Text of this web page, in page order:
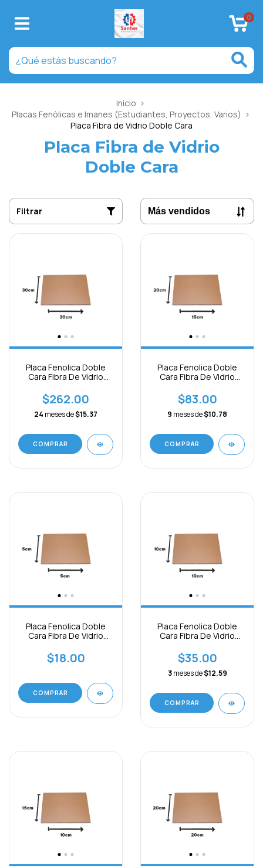
0
Inicio >
Placas Fenólicas e Imanes (Estudiantes, Proyectos, Varios) >
Placa Fibra de Vidrio Doble Cara
Placa Fibra de Vidrio
Doble Cara
Filtrar
Placa Fenolica Doble
Cara Fibra De Vidrio
$262.00
24 meses de$15.37
Placa Fenolica Doble
Cara Fibra De Vidrio
$83.00
9 meses de$10.78
Placa Fenolica Doble
Cara Fibra De Vidrio
$18.00
Placa Fenolica Doble
Cara Fibra De Vidrio
$35.00
3 meses de$12.59